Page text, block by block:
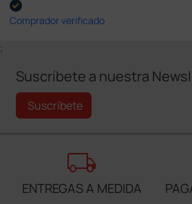
Comprador verificado
;
Suscríbete a nuestra
Suscríbete
local_shipping
ENTREGAS A MEDIDA